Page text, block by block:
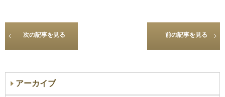
次の記事を見る 前の記事を見る
アーカイブ